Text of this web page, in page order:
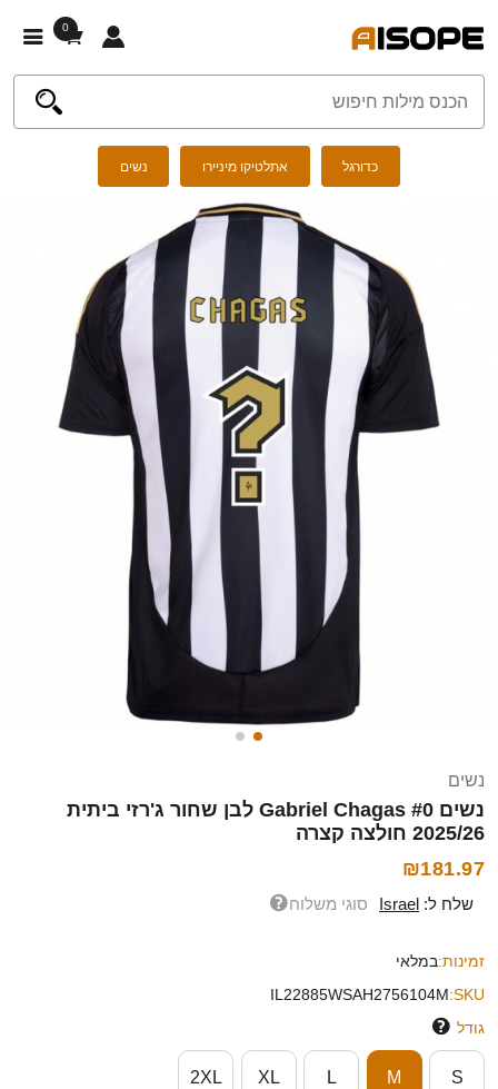
0
כדורגל אתלטיקו מיניירו נשים
נשים
נשים Gabriel Chagas #0 לבן שחור ג'רזי ביתית
2025/26 חולצה קצרה
₪181.97
שלח ל: Israel סוגי משלוח
זמינות:במלאי
SKU:
IL22885WSAH2756104M
גודל
S
M
L
XL
2XL